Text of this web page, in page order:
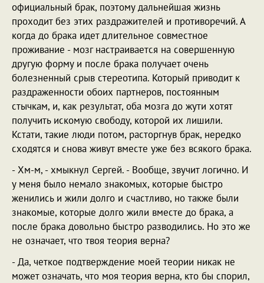
официальный брак, поэтому дальнейшая жизнь
проходит без этих раздражителей и противоречий. А
когда до брака идет длительное совместное
проживание - мозг настраивается на совершенную
другую форму и после брака получает очень
болезненный срыв стереотипа. Который приводит к
раздраженности обоих партнеров, постоянным
стычкам, и, как результат, оба мозга до жути хотят
получить искомую свободу, которой их лишили.
Кстати, такие люди потом, расторгнув брак, нередко
сходятся и снова живут вместе уже без всякого брака.
- Хм-м, - хмыкнул Сергей. - Вообще, звучит логично. И
у меня было немало знакомых, которые быстро
женились и жили долго и счастливо, но также были
знакомые, которые долго жили вместе до брака, а
после брака довольно быстро разводились. Но это же
не означает, что твоя теория верна?
- Да, четкое подтверждение моей теории никак не
может означать, что моя теория верна, кто бы спорил,